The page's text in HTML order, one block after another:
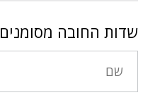
שדות החובה מסומנים